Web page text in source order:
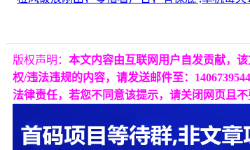
版权声明： 本文内容由互联网用户自发贡献，
权/违法违规的内容，请发送邮件至：
法律责任，若您不同意该提示，请关闭网页且